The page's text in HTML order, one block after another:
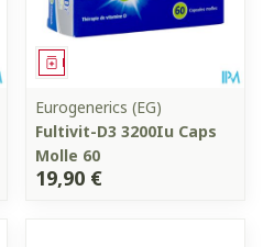
Médicament
Eurogenerics (EG)
Fultivit-D3 3200Iu Caps
Molle 60
19,90 €